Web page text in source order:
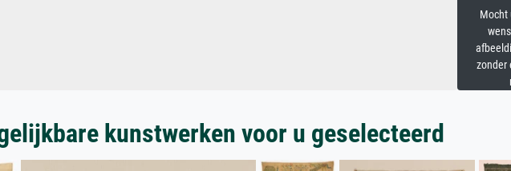
Mocht
zonder
kunstwerken voor u geselecteerd